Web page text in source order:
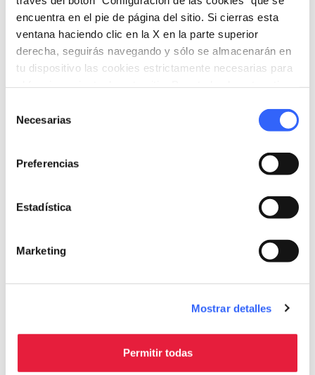
encuentra en el pie de página del sitio. Si cierras esta
ventana haciendo clic en la X en la parte superior
derecha, seguirás navegando y sólo se almacenarán en
tu dispositivo las cookies estrictamente necesarias para
Necesarias
Preferencias
Estadística
Marketing
Mostrar detalles
Permitir todas
https://www.rifugiodigitale.it/ open_in_new
Organiza
chevron_right
chevron_right
local_library Guías y mapas chevron_right
Rifugio Digitale
Sigue en las redes sociales